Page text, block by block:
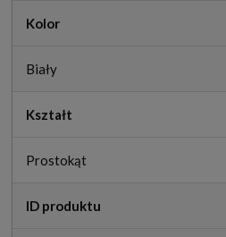
Kolor
Biały
Kształt
Prostokąt
ID produktu